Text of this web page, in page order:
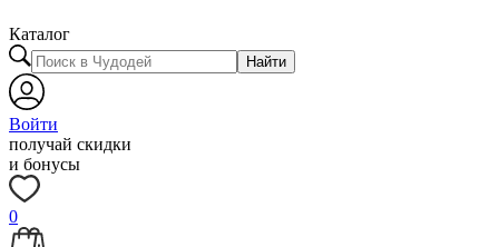
Каталог
Найти
Войти
получай скидки
и бонусы
0